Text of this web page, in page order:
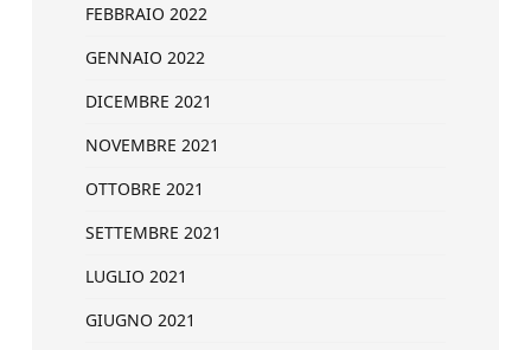
FEBBRAIO 2022
GENNAIO 2022
DICEMBRE 2021
NOVEMBRE 2021
OTTOBRE 2021
SETTEMBRE 2021
LUGLIO 2021
GIUGNO 2021